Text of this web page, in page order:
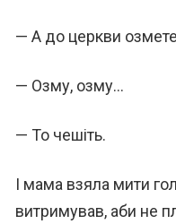
— А до церкви
— Озму, озму…
— То чешіть.
І мама взяла мити
витримував, аби не